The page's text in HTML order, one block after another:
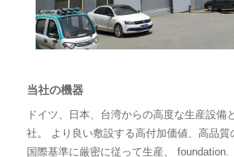
当社の機器
ドイツ、日本、台湾からの高度な生産設備
社。 より良い敷設する高付加価値、高品
国際基準に厳密に従って生産、
foundation.